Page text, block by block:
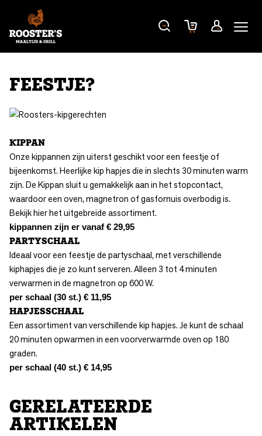
FEESTJE?
KIPPAN
Onze kippannen zijn uiterst geschikt voor een feestje of
bijeenkomst. Heerlijke kip hapjes die in slechts 30 minuten warm
zijn. De Kippan sluit u gemakkelijk aan in het stopcontact,
waardoor een oven, magnetron of gasfornuis overbodig is.
Bekijk hier het uitgebreide assortiment.
kippannen zijn er vanaf € 29,95
PARTYSCHAAL
Ideaal voor een feestje de partyschaal, met verschillende
kiphapjes die je zo kunt serveren. Alleen 3 tot 4 minuten
verwarmen in de magnetron op 600 W.
per schaal (30 st.) € 11,95
HAPJESSCHAAL
Een assortiment van verschillende kip hapjes. Je kunt de schaal
20 minuten opwarmen in een voorverwarmde oven op 180
graden.
per schaal (40 st.) € 14,95
GERELATEERDE
ARTIKELEN